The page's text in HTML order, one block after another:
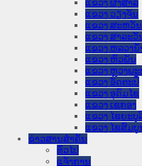
ແຂວງ ຜົ້ງສາລີ
ແຂວງ ວຽງຈັນ
ແຂວງ ສະຫວັ
ແຂວງ ສາລະວັ
ແຂວງ ຫລວງນໍ້
ແຂວງ ຫົວພັນ
ແຂວງ ຫຼວງພະ
ແຂວງ ອັດຕະປື
ແຂວງ ອຸດົມໄຊ
ແຂວງ ເຊກອງ
ແຂວງ ໄຊຍະບູ
ແຂວງ ໄຊສົມບູ
ຂ່າວສານສໍາຄັນ
​ທົ່ວ​ໄປ
ແຈ້ງການ